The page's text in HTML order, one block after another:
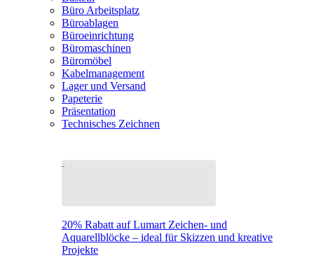
Büro Arbeitsplatz
Büroablagen
Büroeinrichtung
Büromaschinen
Büromöbel
Kabelmanagement
Lager und Versand
Papeterie
Präsentation
Technisches Zeichnen
20% Rabatt auf Lumart Zeichen- und
Aquarellblöcke – ideal für Skizzen und kreative
Projekte